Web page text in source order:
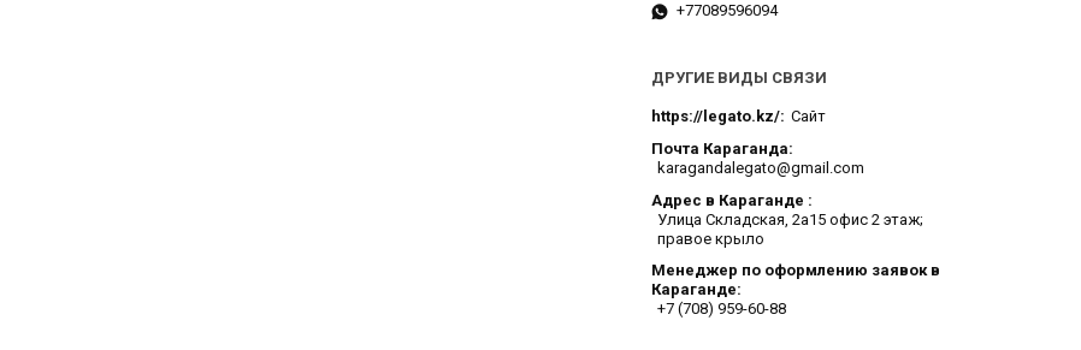
+77089596094
ДРУГИЕ ВИДЫ СВЯЗИ
https://legato.kz/ Сайт
Почта Караганда
karagandalegato@gmail.com
Адрес в Караганде
​Улица Складская, 2а​15 офис 2 этаж;
правое крыло
Менеджер по оформлению заявок в
Караганде
+7 (708) 959-60-88